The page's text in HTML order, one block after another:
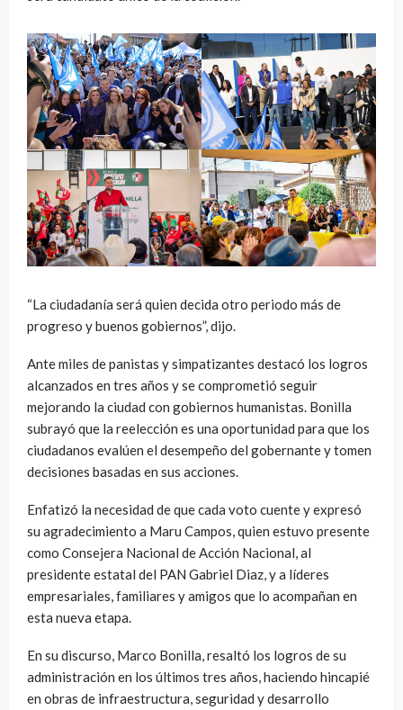
“La ciudadanía será quien decida otro periodo más de
progreso y buenos gobiernos”, dijo.
Ante miles de panistas y simpatizantes destacó los logros
alcanzados en tres años y se comprometió seguir
mejorando la ciudad con gobiernos humanistas. Bonilla
subrayó que la reelección es una oportunidad para que los
ciudadanos evalúen el desempeño del gobernante y tomen
decisiones basadas en sus acciones.
Enfatizó la necesidad de que cada voto cuente y expresó
su agradecimiento a Maru Campos, quien estuvo presente
como Consejera Nacional de Acción Nacional, al
presidente estatal del PAN Gabriel Diaz, y a líderes
empresariales, familiares y amigos que lo acompañan en
esta nueva etapa.
En su discurso, Marco Bonilla, resaltó los logros de su
administración en los últimos tres años, haciendo hincapié
en obras de infraestructura, seguridad y desarrollo